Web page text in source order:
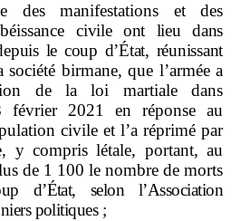
des manifestations et des
civile ont lieu dans
le coup d’État, réunissant
birmane, que l’armée a
de la loi martiale dans
février 2021 en réponse au
civile et l’a réprimé par
y compris létale, portant, au
de 1 100 le nombre de morts
d’État, selon l’Association
politiques ;